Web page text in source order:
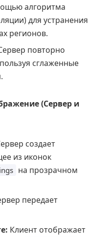
алгоритма
для устранения
регионов.
повторно
сглаженные
(Сервер и
создает
из иконок
на прозрачном
передает
Клиент отображает